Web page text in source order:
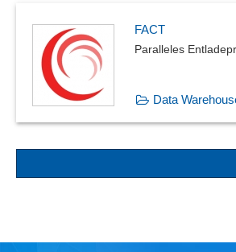
FACT
Paralleles
Data